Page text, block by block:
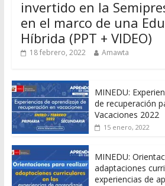
invertido en la
en el marco de una
Híbrida (PPT + VIDEO)
18 febrero, 2022 Amawta
MINEDU:
de recuperación
Vacaciones 2022
15 enero, 2022
MINEDU:
adaptaciones
experiencias de